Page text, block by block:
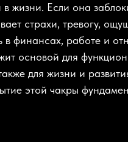
в жизни. Если она
страхи, тревогу,
в финансах, работе и
основой для
для жизни и
этой чакры